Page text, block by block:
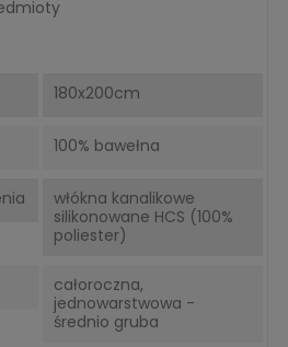
180x200cm
100% bawełna
włókna kanalikowe
silikonowane HCS (100%
poliester)
całoroczna,
jednowarstwowa -
średnio gruba